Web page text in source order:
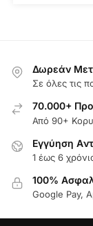
Δωρεάν
Σε όλες τις
70.000+
Από 90+
Εγγύηση
1 έως 6
100%
Google Pay,